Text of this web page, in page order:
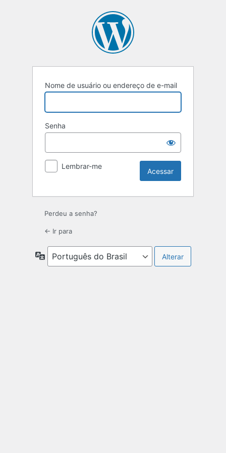
Nome de usuário ou endereço de e-mail
Senha
Lembrar-me
Perdeu a senha?
← Ir para
Idioma